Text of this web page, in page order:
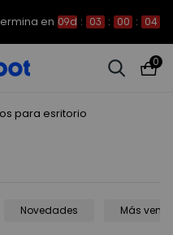
en 09d : 03 : 00 : 04
0
para esritorio
Novedades Más